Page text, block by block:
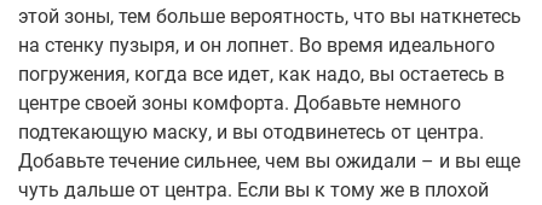
этой зоны, тем больше вероятность, что вы наткнетесь
на стенку пузыря, и он лопнет. Во время идеального
погружения, когда все идет, как надо, вы остаетесь в
центре своей зоны комфорта. Добавьте немного
подтекающую маску, и вы отодвинетесь от центра.
Добавьте течение сильнее, чем вы ожидали – и вы еще
чуть дальше от центра. Если вы к тому же в плохой